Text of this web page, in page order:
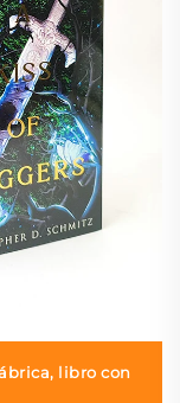
libro con